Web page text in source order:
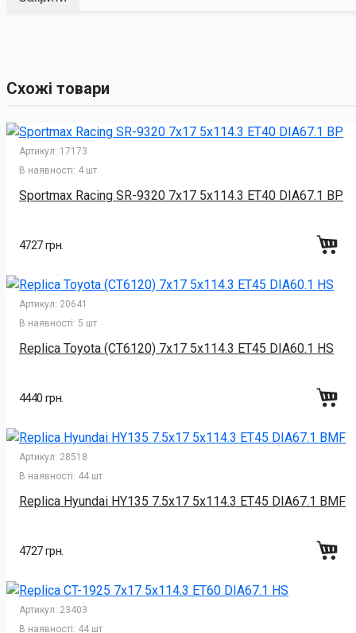
Схожі товари
Артикул: 17173
В наявності: 4 шт
Sportmax Racing SR-9320 7x17 5x114.3 ET40 DIA67.1 BP
4727 грн.
Артикул: 20641
В наявності: 5 шт
Replica Toyota (CT6120) 7x17 5x114.3 ET45 DIA60.1 HS
4440 грн.
Артикул: 28518
В наявності: 44 шт
Replica Hyundai HY135 7.5x17 5x114.3 ET45 DIA67.1 BMF
4727 грн.
Артикул: 23403
В наявності: 44 шт